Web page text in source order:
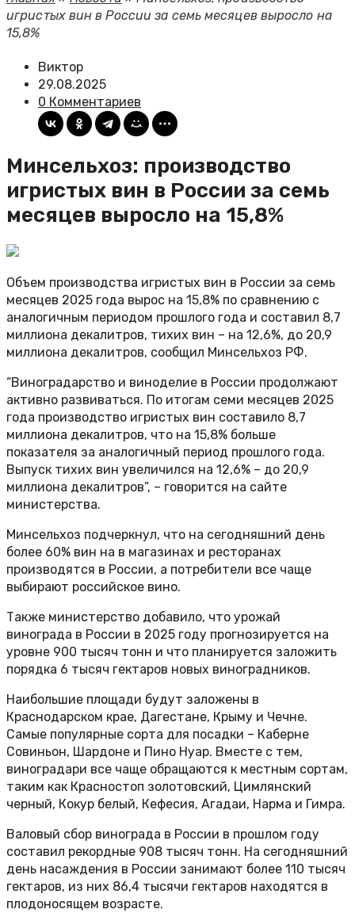
игристых вин в России за семь месяцев выросло на
15,8%
Виктор
29.08.2025
0 Комментариев
Минсельхоз: производство
игристых вин в России за семь
месяцев выросло на 15,8%
Объем производства игристых вин в России за семь
месяцев 2025 года вырос на 15,8% по сравнению с
аналогичным периодом прошлого года и составил 8,7
миллиона декалитров, тихих вин – на 12,6%, до 20,9
миллиона декалитров, сообщил Минсельхоз РФ.
“Виноградарство и виноделие в России продолжают
активно развиваться. По итогам семи месяцев 2025
года производство игристых вин составило 8,7
миллиона декалитров, что на 15,8% больше
показателя за аналогичный период прошлого года.
Выпуск тихих вин увеличился на 12,6% – до 20,9
миллиона декалитров”, – говорится на сайте
министерства.
Минсельхоз подчеркнул, что на сегодняшний день
более 60% вин на в магазинах и ресторанах
производятся в России, а потребители все чаще
выбирают российское вино.
Также министерство добавило, что урожай
винограда в России в 2025 году прогнозируется на
уровне 900 тысяч тонн и что планируется заложить
порядка 6 тысяч гектаров новых виноградников.
Наибольшие площади будут заложены в
Краснодарском крае, Дагестане, Крыму и Чечне.
Самые популярные сорта для посадки – Каберне
Совиньон, Шардоне и Пино Нуар. Вместе с тем,
виноградари все чаще обращаются к местным сортам,
таким как Красностоп золотовский, Цимлянский
черный, Кокур белый, Кефесия, Агадаи, Нарма и Гимра.
Валовый сбор винограда в России в прошлом году
составил рекордные 908 тысяч тонн. На сегодняшний
день насаждения в России занимают более 110 тысяч
гектаров, из них 86,4 тысячи гектаров находятся в
плодоносящем возрасте.